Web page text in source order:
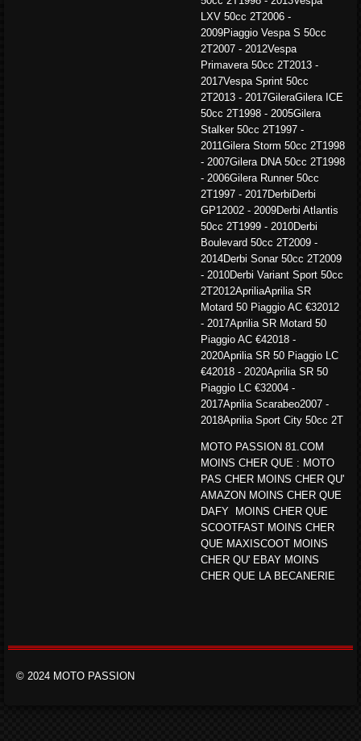
LXV 50cc 2T2006 -
2009Piaggio Vespa S 50cc
2T2007 - 2012Vespa
Primavera 50cc 2T2013 -
2017Vespa Sprint 50cc
2T2013 - 2017GileraGilera ICE
50cc 2T1998 - 2005Gilera
Stalker 50cc 2T1997 -
2011Gilera Storm 50cc 2T1998
- 2007Gilera DNA 50cc 2T1998
- 2006Gilera Runner 50cc
2T1997 - 2017DerbiDerbi
GP12002 - 2009Derbi Atlantis
50cc 2T1999 - 2010Derbi
Boulevard 50cc 2T2009 -
2014Derbi Sonar 50cc 2T2009
- 2010Derbi Variant Sport 50cc
2T2012ApriliaAprilia SR
Motard 50 Piaggio AC €32012
- 2017Aprilia SR Motard 50
Piaggio AC €42018 -
2020Aprilia SR 50 Piaggio LC
€42018 - 2020Aprilia SR 50
Piaggio LC €32004 -
2017Aprilia Scarabeo2007 -
2018Aprilia Sport City 50cc 2T
MOTO PASSION 81.COM
MOINS CHER QUE : MOTO
PAS CHER MOINS CHER QU'
AMAZON MOINS CHER QUE
DAFY MOINS CHER QUE
SCOOTFAST MOINS CHER
QUE MAXISCOOT MOINS
CHER QU' EBAY MOINS
CHER QUE LA BECANERIE
© 2024 MOTO PASSION